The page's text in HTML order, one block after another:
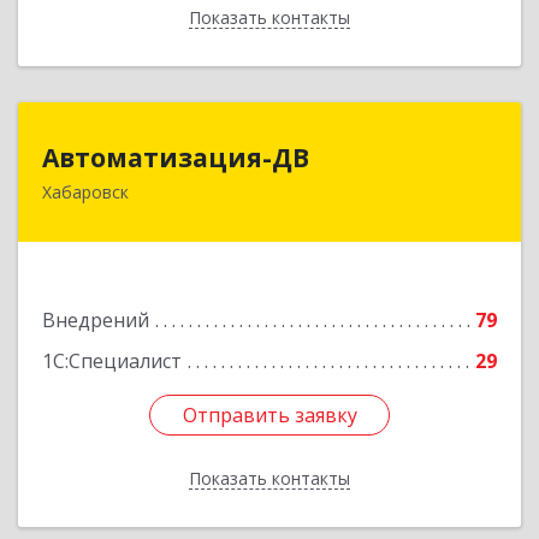
Показать контакты
Назад
Автоматизация-ДВ
Хабаровск
Внедрений
79
1С:Специалист
29
Отправить заявку
Показать контакты
680013, Хабаровский край, Хабаровск г,
Отправить заявку
Назад